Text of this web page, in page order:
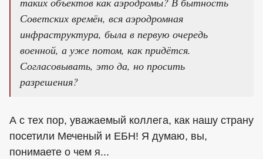
Советских времён, вся аэродромная
инфраструктура, была в первую очередь
военной, а уже потом, как придётся.
Согласовывать, это да, но просить
разрешения?
А с тех пор, уважаемый коллега, как нашу страну
посетили Меченый и ЕБН! Я думаю, вы,
понимаете о чем я...